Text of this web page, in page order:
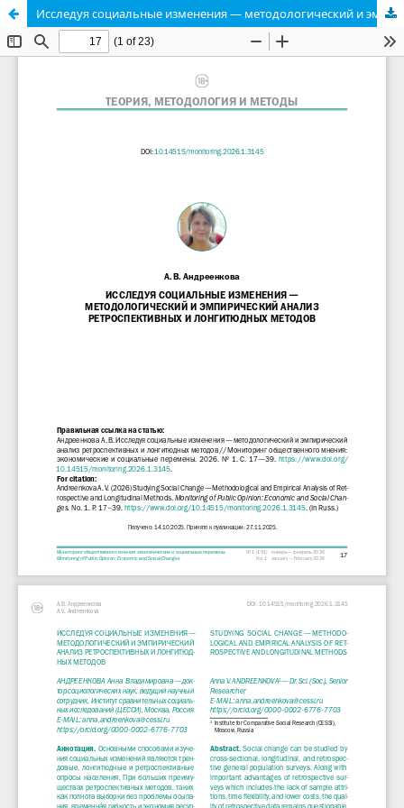
Исследуя социальные изменения ― методологический и эмпирический анализ ретроспективных и лонгитюдных методов